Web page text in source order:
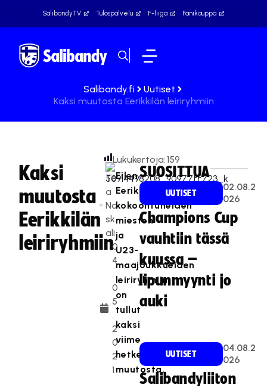
SalibandyTV Tulospalvelu F-liiga Fanikauppa
Salibandy.fi
Uutiset
Kaksi muutosta Eerikkilän leiriryhmiin
Kaksi
muutosta
Eerikkilän
leiriryhmiin
Te
a
Na
sk
ali
0
4
.
0
5
.
2
0
2
1
Lukukertoja:159
Eilen
Eerikkilään
kokoontuneiden
miesten
ja
U23-
maajoukkueiden
leiriryhmiin
on
tullut
kaksi
viime
hetken
muutosta.
SUOSITTUA
UUTISET
02.08.2
026
Champions Cup
vauhtiin tässä
kuussa –
lipunmyynti jo
auki
UUTISET
04.08.2
026
Salibandyliiton